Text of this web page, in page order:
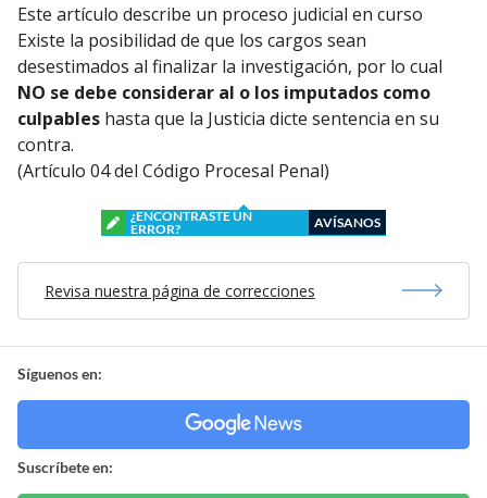
Este artículo describe un proceso judicial en curso
Existe la posibilidad de que los cargos sean
desestimados al finalizar la investigación, por lo cual
NO se debe considerar al o los imputados como
culpables hasta que la Justicia dicte sentencia en su
contra.
(Artículo 04 del Código Procesal Penal)
¿ENCONTRASTE UN
ERROR?
AVÍSANOS
Revisa nuestra página de correcciones
Síguenos en:
Suscríbete en: